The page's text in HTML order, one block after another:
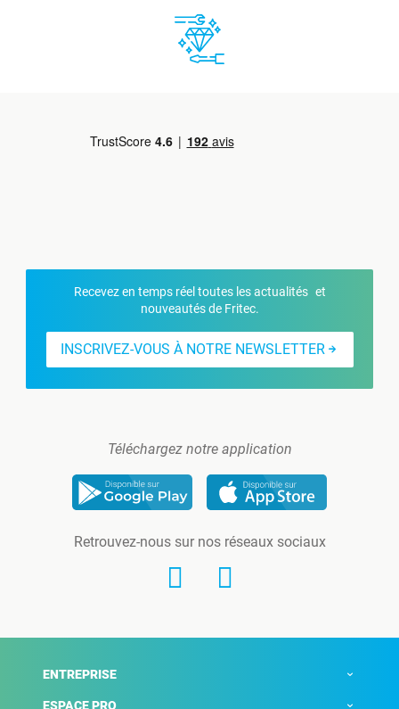
Recevez en temps réel toutes les actualités et
nouveautés de Fritec.
INSCRIVEZ-VOUS À NOTRE NEWSLETTER
Téléchargez notre application
Retrouvez-nous sur nos réseaux sociaux
ENTREPRISE
ESPACE PRO